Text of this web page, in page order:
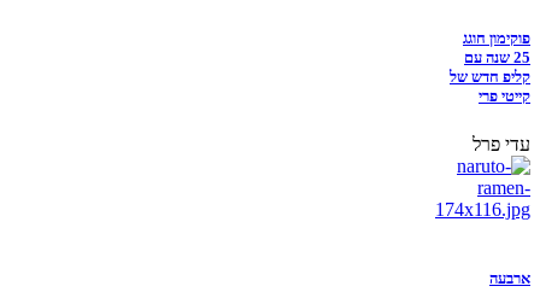
פוקימון חוגג
25 שנה עם
קליפ חדש של
קייטי פרי
עדי פרל
ארבעה